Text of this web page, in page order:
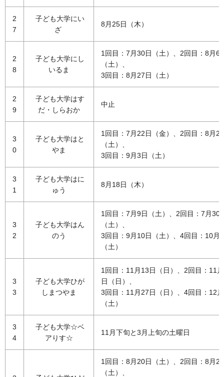
2
7
子ども大学にい
ざ
8月25日（木）
2
8
子ども大学にし
いるま
1回目：7月30日（土）、2回目：8月6
（土）、
3回目：8月27日（土）
2
9
子ども大学はす
だ・しらおか
中止
3
0
子ども大学はと
やま
1回目：7月22日（金）、2回目：8月
（土）、
3回目：9月3日（土）
3
1
子ども大学はに
ゅう
8月18日（木）
3
2
子ども大学はん
のう
1回目：7月9日（土）、2回目：7月30
（土）、
3回目：9月10日（土）、4回目：10月
（土）
3
3
子ども大学ひが
しまつやま
1回目：11月13日（日）、2回目：11
日（日）、
3回目：11月27日（日）、4回目：12
（土）
3
4
子ども大学☆ベ
アりす☆
11月下旬と3月上旬の土曜日
1回目：8月20日（土）、2回目：8月
（土）、